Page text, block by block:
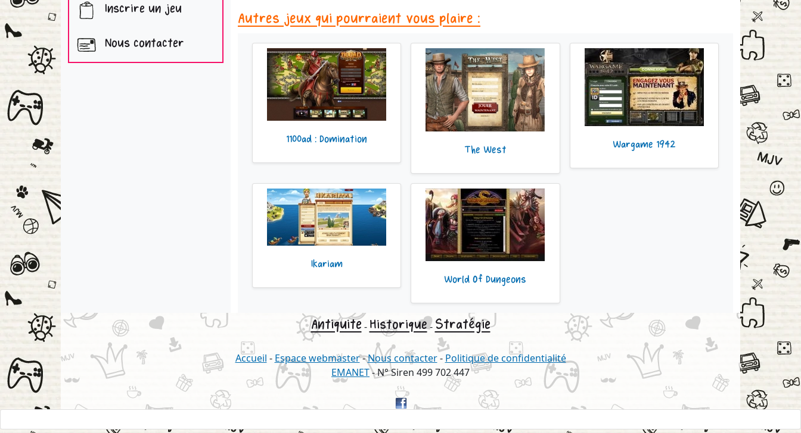
Inscrire un jeu
Nous contacter
Autres jeux qui pourraient vous plaire :
1100ad : Domination
The West
Wargame 1942
Ikariam
World Of Dungeons
Antiquite - Historique- Stratégie
Accueil - Espace webmaster-Nous contacter- Politique de confidentialité
EMANET- N° Siren 499 702 447